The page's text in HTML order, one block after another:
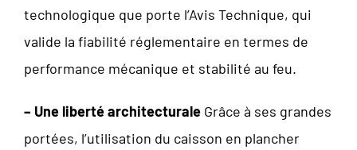
technologique que porte l’Avis Technique, qui
valide la fiabilité réglementaire en termes de
performance mécanique et stabilité au feu.
– Une liberté architecturale Grâce à ses grandes
portées, l’utilisation du caisson en plancher